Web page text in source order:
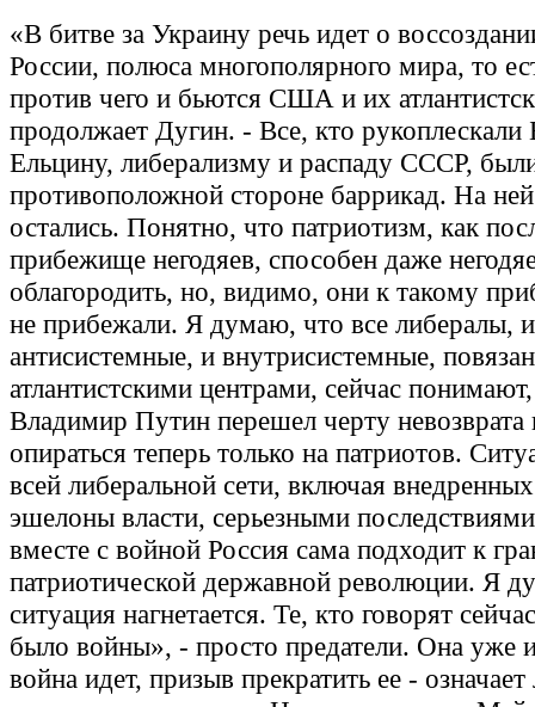
«В битве за Украину речь идет о
России, полюса многополярного мира, то
против чего и бьются США и их
продолжает Дугин. - Все, кто рукоплескали
Ельцину, либерализму и распаду СССР,
противоположной стороне баррикад. На
остались. Понятно, что патриотизм, как
прибежище негодяев, способен даже
облагородить, но, видимо, они к такому
не прибежали. Я думаю, что все либералы, и
антисистемные, и внутрисистемные,
атлантистскими центрами, сейчас
Владимир Путин перешел черту
опираться теперь только на патриотов.
всей либеральной сети, включая
эшелоны власти, серьезными
вместе с войной Россия сама подходит к
патриотической державной революции. Я
ситуация нагнетается. Те, кто говорят
было войны», - просто предатели. Она уже
война идет, призыв прекратить ее -